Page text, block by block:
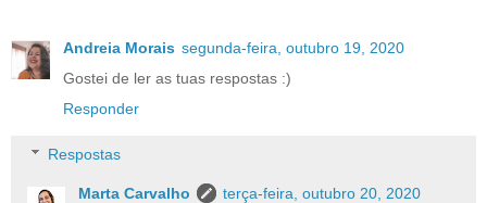
Andreia Morais segunda-feira, outubro 19, 2020
Gostei de ler as tuas respostas :)
Responder
Respostas
Marta Carvalho
terça-feira, outubro 20, 2020